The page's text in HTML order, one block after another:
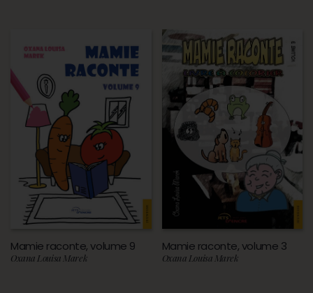
Mamie raconte, volume 9
Oxana Louisa Marek
Mamie raconte, volume 3
Oxana Louisa Marek